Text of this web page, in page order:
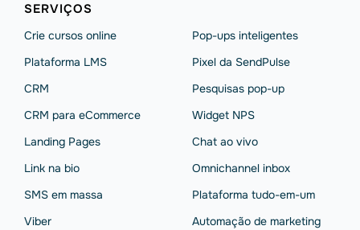
SERVIÇOS
Crie cursos online
Plataforma LMS
CRM
CRM para eCommerce
Landing Pages
Link na bio
SMS em massa
Viber
Pop-ups inteligentes
Pixel da SendPulse
Pesquisas pop-up
Widget NPS
Chat ao vivo
Omnichannel inbox
Plataforma tudo-em-um
Automação de marketing